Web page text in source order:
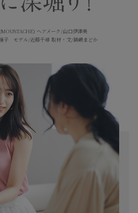
ヘアメーク/山口伊津美
子 モデル/近藤千尋 取材・文/鍋嶋まどか